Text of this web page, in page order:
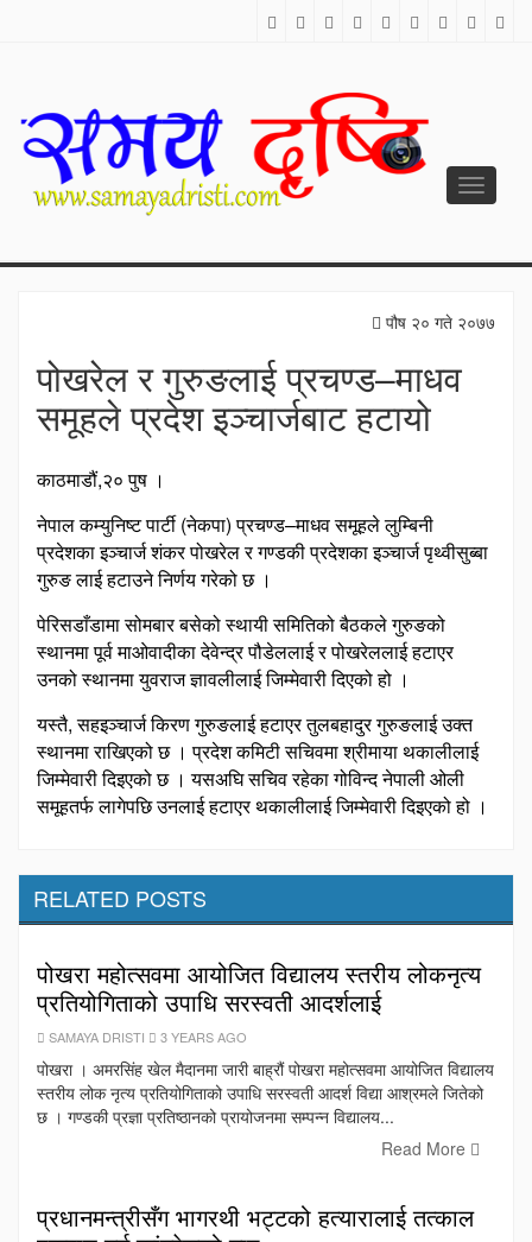
Best News Site from Nepal
Toggle
पौष २० गते २०७७
पोखरेल र गुरुङलाई प्रचण्ड–माधव
समूहले प्रदेश इञ्चार्जबाट हटायो
काठमाडौं,२० पुष ।
नेपाल कम्युनिष्ट पार्टी (नेकपा) प्रचण्ड–माधव समूहले लुम्बिनी
प्रदेशका इञ्चार्ज शंकर पोखरेल र गण्डकी प्रदेशका इञ्चार्ज पृथ्वीसुब्बा
गुरुङ लाई हटाउने निर्णय गरेको छ ।
पेरिसडाँडामा सोमबार बसेको स्थायी समितिको बैठकले गुरुङको
स्थानमा पूर्व माओवादीका देवेन्द्र पौडेललाई र पोखरेललाई हटाएर
उनको स्थानमा युवराज ज्ञावलीलाई जिम्मेवारी दिएको हो ।
यस्तै, सहइञ्चार्ज किरण गुरुङलाई हटाएर तुलबहादुर गुरुङलाई उक्त
स्थानमा राखिएको छ । प्रदेश कमिटी सचिवमा श्रीमाया थकालीलाई
जिम्मेवारी दिइएको छ । यसअघि सचिव रहेका गोविन्द नेपाली ओली
समूहतर्फ लागेपछि उनलाई हटाएर थकालीलाई जिम्मेवारी दिइएको हो ।
RELATED POSTS
पोखरा महोत्सवमा आयोजित विद्यालय स्तरीय लोकनृत्य
प्रतियोगिताको उपाधि सरस्वती आदर्शलाई
SAMAYA DRISTI 3 YEARS AGO
पोखरा । अमरसिंह खेल मैदानमा जारी बाह्रौं पोखरा महोत्सवमा आयोजित विद्यालय
स्तरीय लोक नृत्य प्रतियोगिताको उपाधि सरस्वती आदर्श विद्या आश्रमले जितेको
छ । गण्डकी प्रज्ञा प्रतिष्ठानको प्रायोजनमा सम्पन्न विद्यालय...
Read More
प्रधानमन्त्रीसँग भागरथी भट्टको हत्यारालाई तत्काल